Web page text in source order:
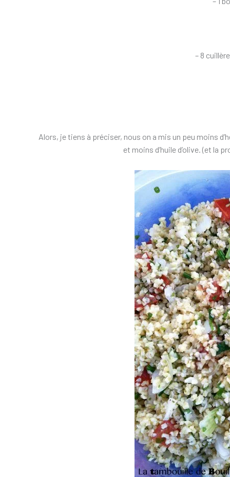
– 8
Alors, je tiens à préciser, nous on a mis un peu moins
et moins d’huile d’olive. (et la